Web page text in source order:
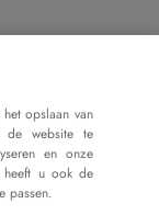
opslaan van
website te
en onze
heeft u ook de
passen.